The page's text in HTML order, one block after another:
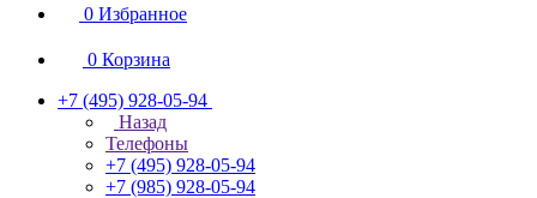
0 Избранное
0 Корзина
+7 (495) 928-05-94
Назад
Телефоны
+7 (495) 928-05-94
+7 (985) 928-05-94